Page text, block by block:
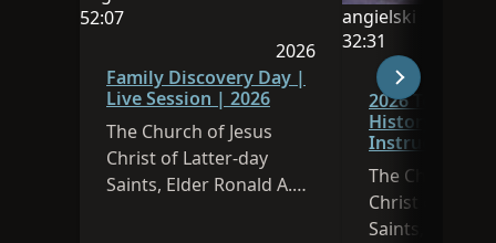
Językiem tej sesji jest angielski
52:07
Czas trwania filmu: 52:072026
Sesja została
Family Discovery Day |
Live Session | 2026
The Church of Jesus
Christ of Latter-day
Saints, Elder Ronald A.
angielski
Językiem tej sesji
32:31
Czas trwania
2026 Temple
History
Instruction
The Church of
Christ of
Saints, Elder